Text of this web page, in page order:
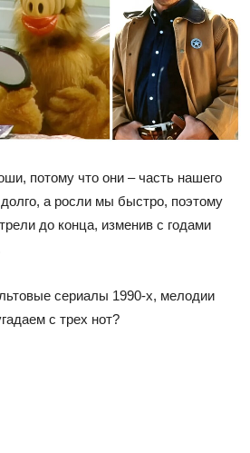
потому что они – часть нашего
а росли мы быстро, поэтому
до конца, изменив с годами
сериалы 1990-х, мелодии
с трех нот?